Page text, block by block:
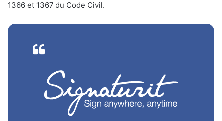
1366 et 1367 du Code Civil.